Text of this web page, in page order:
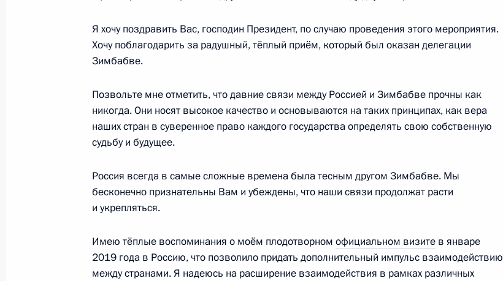
27 июля 2023 года, 13:40 Санкт-Петербург
Ассумани и Председателем Комиссии Африканского союза
Муссой Факи Махаматом
27 июля 2023 года, 11:45
26 июля 2023 года, среда
26 июля 2023 года, 20:45 Санкт-Петербург
Я хочу поздравить Вас, господин Президент, по случаю проведения этого мероприятия.
Хочу поблагодарить за радушный, тёплый приём, который был оказан делегации
Зимбабве.
Позвольте мне отметить, что давние связи между Россией и Зимбабве прочны как
никогда. Они носят высокое качество и основываются на таких принципах, как вера
наших стран в суверенное право каждого государства определять свою собственную
судьбу и будущее.
Россия всегда в самые сложные времена была тесным другом Зимбабве. Мы
бесконечно признательны Вам и убеждены, что наши связи продолжат расти
и укрепляться.
Имею тёплые воспоминания о моём плодотворном официальном визите в январе
2019 года в Россию, что позволило придать дополнительный импульс взаимодействию
между странами. Я надеюсь на расширение взаимодействия в рамках различных